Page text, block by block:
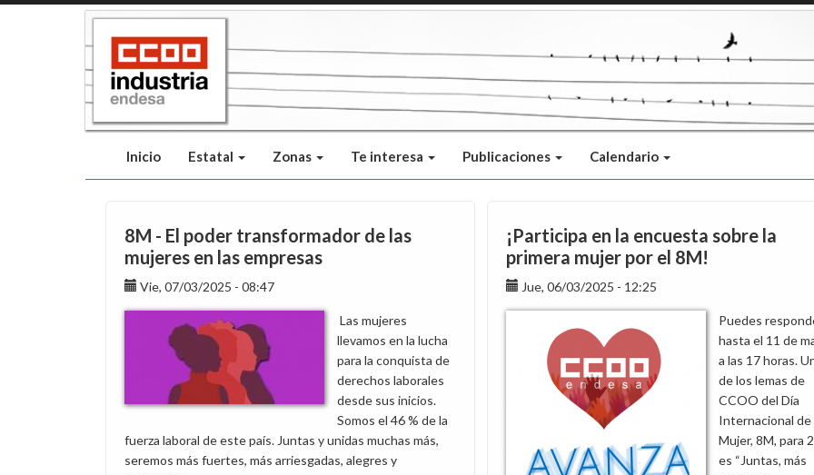
Inicio Estatal Zonas Te interesa Publicaciones Calendario
8M - El poder transformador de las
mujeres en las empresas
Vie, 07/03/2025 - 08:47
Las mujeres
llevamos en la lucha
para la conquista de
derechos laborales
desde sus inicios.
Somos el 46 % de la
fuerza laboral de este país. Juntas y unidas muchas más,
seremos más fuertes, más arriesgadas, alegres y
¡Participa en la encuesta sobre la
primera mujer por el 8M!
Jue, 06/03/2025 - 12:25
Puedes
hasta el 11 de
a las 17 horas.
de los lemas de
CCOO del Día
Internacional de
Mujer, 8M, para
es “Juntas, más